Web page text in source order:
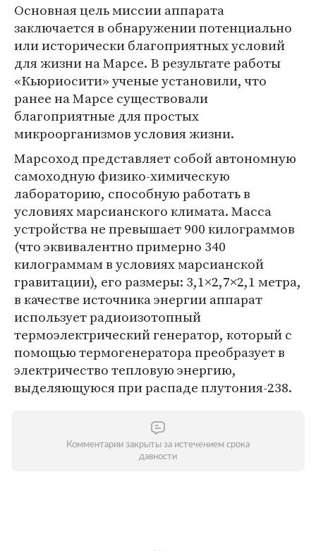
Основная цель миссии аппарата
заключается в обнаружении потенциально
или исторически благоприятных условий
для жизни на Марсе. В результате работы
«Кьюриосити» ученые установили, что
ранее на Марсе существовали
благоприятные для простых
микроорганизмов условия жизни.
Марсоход представляет собой автономную
самоходную физико-химическую
лабораторию, способную работать в
условиях марсианского климата. Масса
устройства не превышает 900 килограммов
(что эквивалентно примерно 340
килограммам в условиях марсианской
гравитации), его размеры: 3,1×2,7×2,1 метра,
в качестве источника энергии аппарат
использует радиоизотопный
термоэлектрический генератор, который с
помощью термогенератора преобразует в
электричество тепловую энергию,
выделяющуюся при распаде плутония-238.
Комментарии закрыты за истечением срока
давности